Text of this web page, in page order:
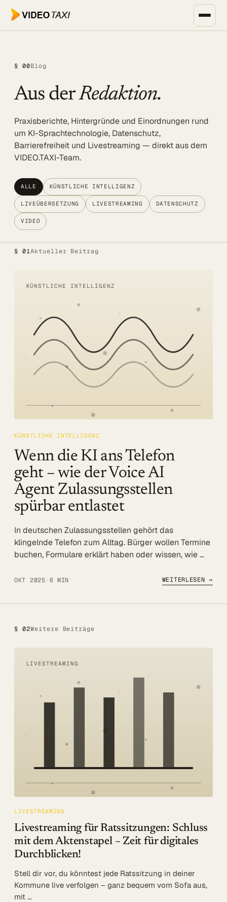
EVENTS & MEDIEN
Live-Untertitelung
Livestreaming
Transkription
Translator
Alle Lösungen
SITZUNGSBETRIEB DIGITAL
Summaries
Voice AI Agents
Live-Untertitelung
Barrierefreiheit
Über uns
Referenzen
Mehr
UNTERNEHMEN
Über uns
DSGVO
Barrierefreiheit
§ 00Blog
Aus derRedaktion.
Praxisberichte, Hintergründe und Einordnungen rund
um KI-Sprachtechnologie, Datenschutz,
Barrierefreiheit und Livestreaming — direkt aus dem
VIDEO.TAXI-Team.
ALLE KÜNSTLICHE INTELLIGENZ
LIVEÜBERSETZUNG LIVESTREAMING DATENSCHUTZ
VIDEO
§ 01Aktueller Beitrag
KÜNSTLICHE INTELLIGENZ
KÜNSTLICHE INTELLIGENZ
Wenn die KI ans Telefon
geht – wie der Voice AI
Agent Zulassungsstellen
spürbar entlastet
In deutschen Zulassungsstellen gehört das
klingelnde Telefon zum Alltag. Bürger wollen Termine
buchen, Formulare erklärt haben oder wissen, wie …
OKT 2025 ·6 MIN WEITERLESEN →
§ 02Weitere Beiträge
LIVESTREAMING
LIVESTREAMING
Livestreaming für Ratssitzungen: Schluss
mit dem Aktenstapel – Zeit für digitales
Durchblicken!
Stell dir vor, du könntest jede Ratssitzung in deiner
Kommune live verfolgen – ganz bequem vom Sofa aus,
mit …